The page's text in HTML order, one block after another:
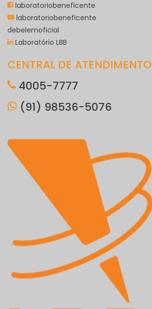
laboratoriobeneficente
laboratoriobeneficente
debelemoficial
Laboratório LBB
CENTRAL DE ATENDIMENTO
4005-7777
(91) 98536-5076